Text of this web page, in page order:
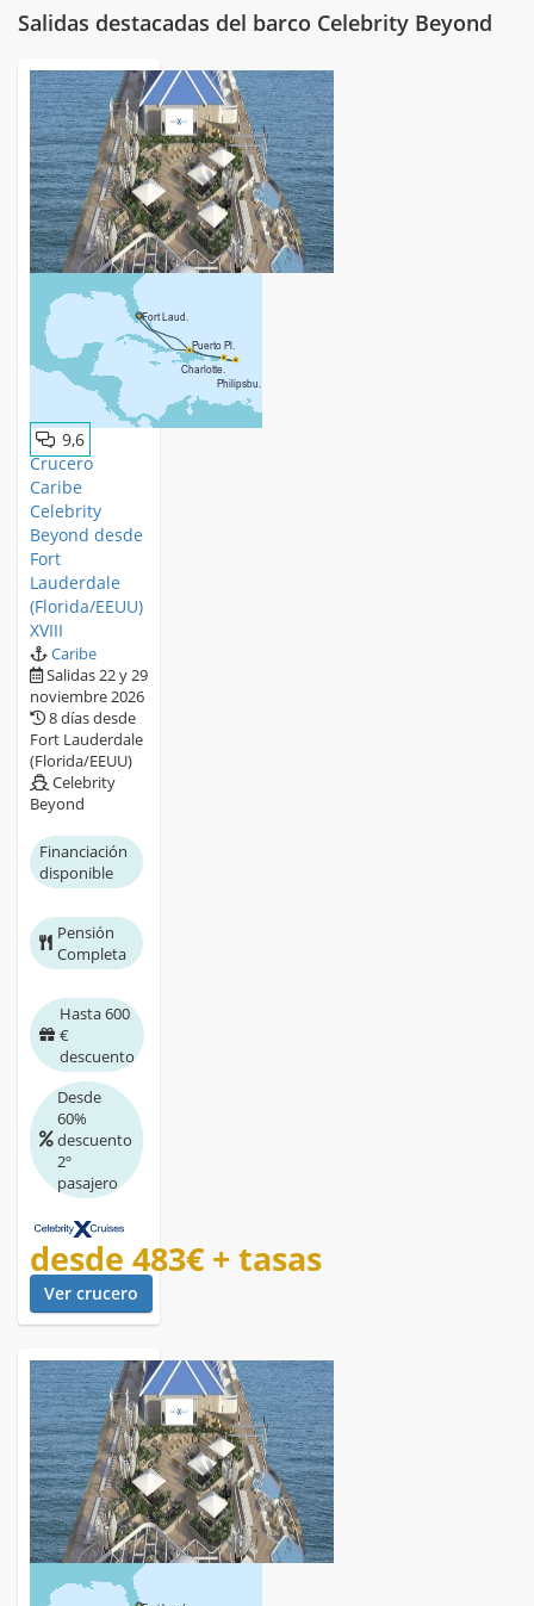
Salidas destacadas del barco Celebrity Beyond
9,6
Crucero
Caribe
Celebrity
Beyond desde
Fort
Lauderdale
(Florida/EEUU)
XVIII
Caribe
Salidas 22 y 29
noviembre 2026
8 días desde
Fort Lauderdale
(Florida/EEUU)
Celebrity
Beyond
Financiación
disponible
Pensión
Completa
Hasta 600
€
descuento
Desde
60%
descuento
2º
pasajero
desde 483€ + tasas
Ver crucero